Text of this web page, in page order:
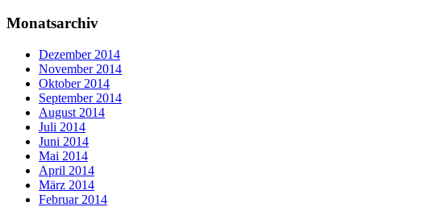
Monatsarchiv
Dezember 2014
November 2014
Oktober 2014
September 2014
August 2014
Juli 2014
Juni 2014
Mai 2014
April 2014
März 2014
Februar 2014